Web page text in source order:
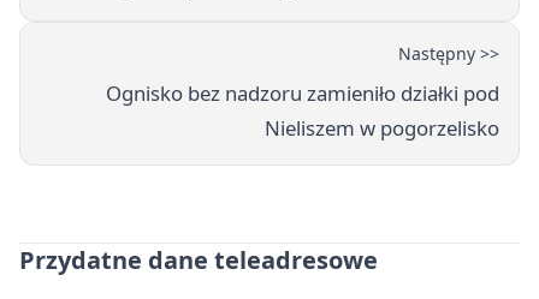
Następny >>
Ognisko bez nadzoru zamieniło działki pod
Nieliszem w pogorzelisko
Przydatne dane teleadresowe